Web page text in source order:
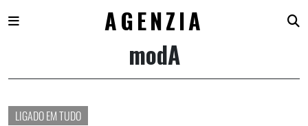
content
AGENZIA
modA
LIGADO EM TUDO